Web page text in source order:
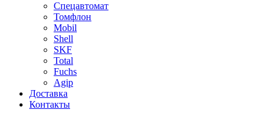
Спецавтомат
Томфлон
Mobil
Shell
SKF
Total
Fuchs
Agip
Доставка
Контакты